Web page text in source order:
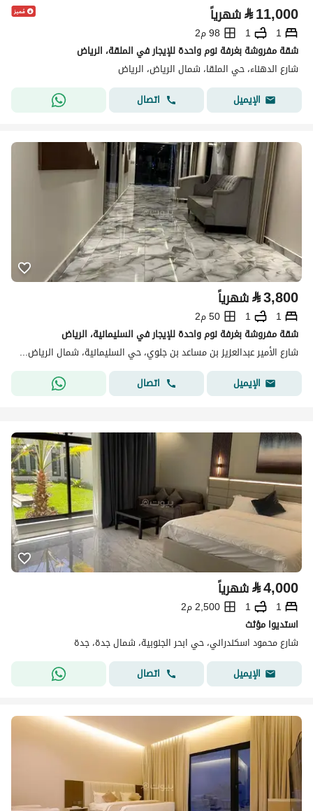
⃁11,000 شهرياً
1
1
98 م2
شقة مفروشة بغرفة نوم واحدة للإيجار في الملقة، الرياض
شارع الدهناء، حي الملقا، شمال الرياض، الرياض
الإيميل
اتصال
⃁3,800 شهرياً
1
1
50 م2
شقة مفروشة بغرفة نوم واحدة للإيجار في السليمانية، الرياض
شارع الأمير عبدالعزيز بن مساعد بن جلوي، حي السليمانية، شمال الرياض، الرياض
الإيميل
اتصال
⃁4,000 شهرياً
1
1
2,500 م2
استديوا مؤثث
شارع محمود اسكندراني، حي ابحر الجنوبية، شمال جدة، جدة
الإيميل
اتصال